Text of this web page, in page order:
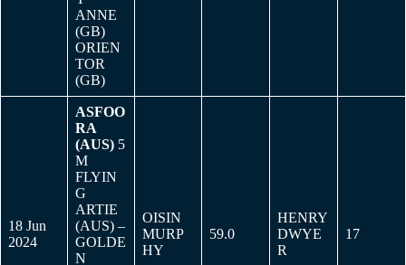
ANNE
(GB)
ORIEN
TOR
(GB)
18 Jun
2024
ASFOO
RA
(AUS) 5
M
FLYIN
G
ARTIE
(AUS) –
GOLDE
N
OISIN
MURP
HY
59.0
HENRY
DWYE
R
17